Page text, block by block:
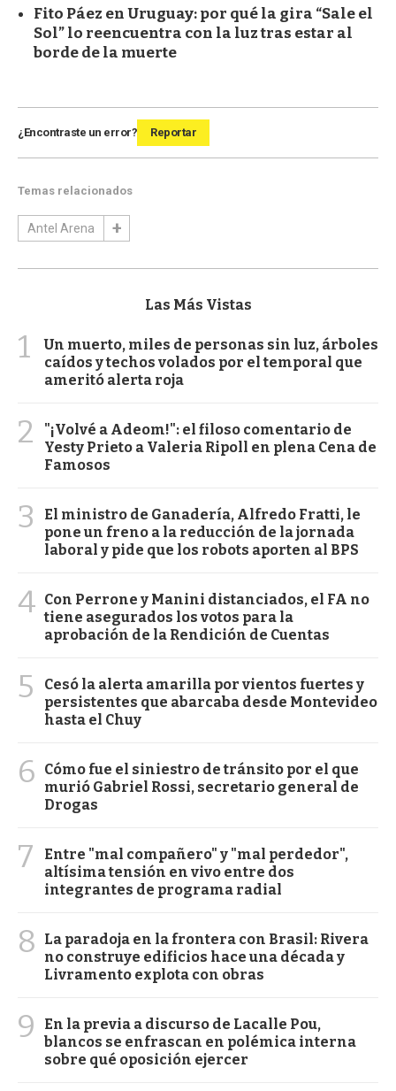
Fito Páez en Uruguay: por qué la gira “Sale el
Sol” lo reencuentra con la luz tras estar al
borde de la muerte
¿Encontraste un error? Reportar
Temas relacionados
Antel Arena
Las Más Vistas
1
Un muerto, miles de personas sin luz, árboles
caídos y techos volados por el temporal que
ameritó alerta roja
2
"¡Volvé a Adeom!": el filoso comentario de
Yesty Prieto a Valeria Ripoll en plena Cena de
Famosos
3
El ministro de Ganadería, Alfredo Fratti, le
pone un freno a la reducción de la jornada
laboral y pide que los robots aporten al BPS
4 Con Perrone y Manini distanciados, el FA no
tiene asegurados los votos para la
aprobación de la Rendición de Cuentas
5
Cesó la alerta amarilla por vientos fuertes y
persistentes que abarcaba desde Montevideo
hasta el Chuy
6
Cómo fue el siniestro de tránsito por el que
murió Gabriel Rossi, secretario general de
Drogas
7
Entre "mal compañero" y "mal perdedor",
altísima tensión en vivo entre dos
integrantes de programa radial
8
La paradoja en la frontera con Brasil: Rivera
no construye edificios hace una década y
Livramento explota con obras
9
En la previa a discurso de Lacalle Pou,
blancos se enfrascan en polémica interna
sobre qué oposición ejercer